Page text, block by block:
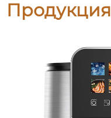
Продукция